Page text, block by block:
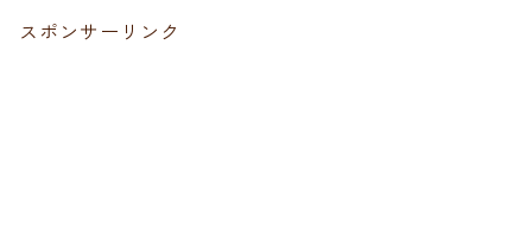
スポンサーリンク